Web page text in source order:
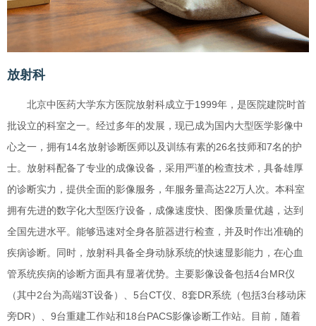
放射科
北京中医药大学东方医院放射科成立于1999年，是医院建院时首
批设立的科室之一。经过多年的发展，现已成为国内大型医学影像中
心之一，拥有14名放射诊断医师以及训练有素的26名技师和7名的护
士。放射科配备了专业的成像设备，采用严谨的检查技术，具备雄厚
的诊断实力，提供全面的影像服务，年服务量高达22万人次。本科室
拥有先进的数字化大型医疗设备，成像速度快、图像质量优越，达到
全国先进水平。能够迅速对全身各脏器进行检查，并及时作出准确的
疾病诊断。同时，放射科具备全身动脉系统的快速显影能力，在心血
管系统疾病的诊断方面具有显著优势。主要影像设备包括4台MR仪
（其中2台为高端3T设备）、5台CT仪、8套DR系统（包括3台移动床
旁DR）、9台重建工作站和18台PACS影像诊断工作站。目前，随着